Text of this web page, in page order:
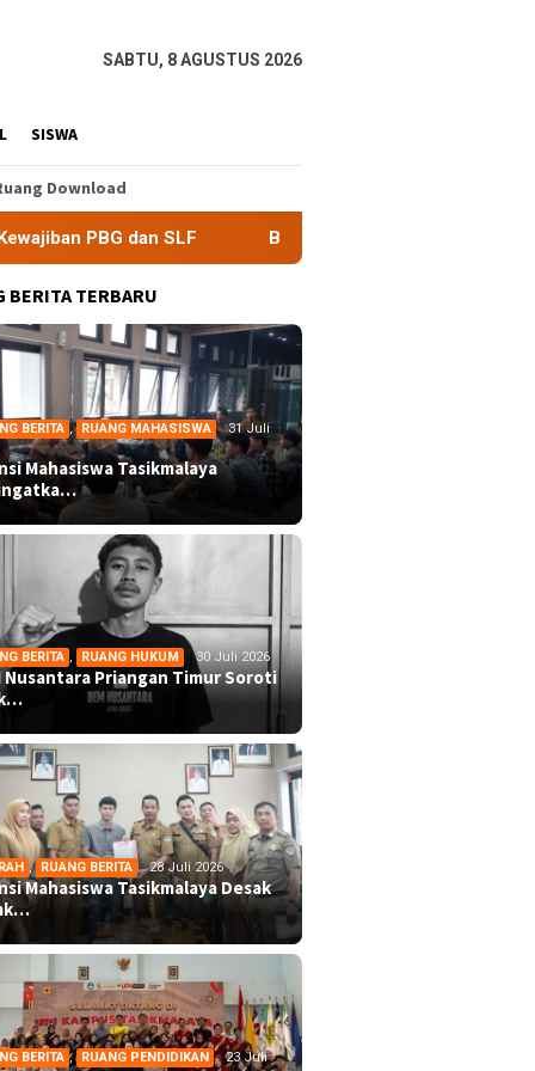
SABTU, 8 AGUSTUS 2026
SISWA
Download
SLF BEM Nusantara Priangan Timur Soroti
BERITA TERBARU
BERITA , RUANG MAHASISWA
31 Juli
Mahasiswa Tasikmalaya
BERITA , RUANG HUKUM 30 Juli 2026
Nusantara Priangan Timur Soroti
, RUANG BERITA 28 Juli 2026
Mahasiswa Tasikmalaya Desak
BERITA , RUANG PENDIDIKAN
23 Juli